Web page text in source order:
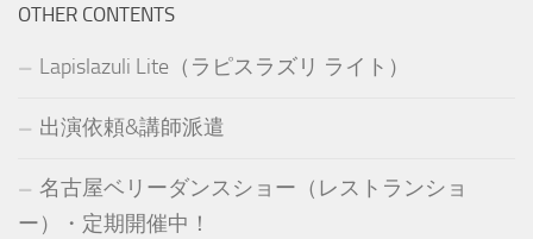
OTHER CONTENTS
Lapislazuli Lite（ラピスラズリ ライト）
出演依頼&講師派遣
名古屋ベリーダンスショー（レストランショ
ー）・定期開催中！